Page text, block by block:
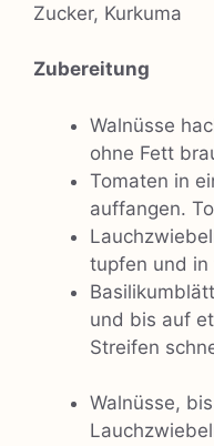
Zucker, Kurkuma
Zubereitung
Walnüsse
ohne Fett
Tomaten in
auffangen.
tupfen und in
und bis auf
Streifen
Walnüsse,